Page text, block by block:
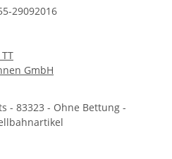
29092016
GmbH
- 83323 - Ohne Bettung -